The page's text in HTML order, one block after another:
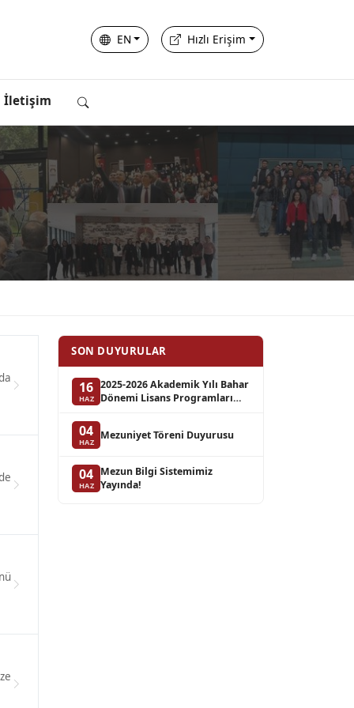
EN Hızlı Erişim
İletişim
SON DUYURULAR
16
HAZ
2025-2026 Akademik Yılı Bahar
Dönemi Lisans Programları
04
HAZ
Mezuniyet Töreni Duyurusu
04
HAZ
Mezun Bilgi Sistemimiz
Yayında!